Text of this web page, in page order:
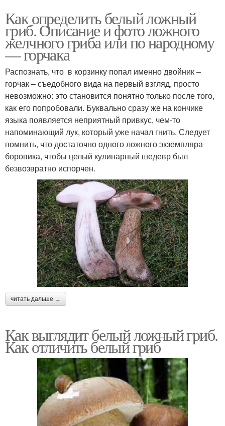
Как определить белый ложный
гриб. Описание и фото ложного
желчного гриба или по народному
— горчака
Распознать, что в корзинку попал именно двойник –
горчак – съедобного вида на первый взгляд, просто
невозможно: это становится понятно только после того,
как его попробовали. Буквально сразу же на кончике
языка появляется неприятный привкус, чем-то
напоминающий лук, который уже начал гнить. Следует
помнить, что достаточно одного ложного экземпляра
боровика, чтобы целый кулинарный шедевр был
безвозвратно испорчен.
читать дальше →
Как выглядит белый ложный гриб.
Как отличить белый гриб